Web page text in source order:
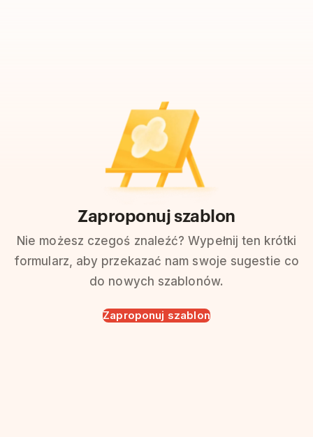
Zaproponuj szablon
Nie możesz czegoś znaleźć? Wypełnij ten krótki
formularz, aby przekazać nam swoje sugestie co
do nowych szablonów.
Zaproponuj szablon